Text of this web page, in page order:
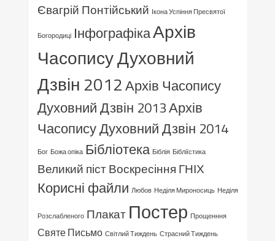
Євагрій Понтійський Ікона Успіння Пресвятої
Богородиці ІнфографікаАрхів
Часопису Духовний
Дзвін 2012Архів Часопису
Духовний Дзвін 2013Архів
Часопису Духовний Дзвін 2014
Бог Божа опіка Бібліотека Біблія Бібліїстика
Великий пістВоскресіння ГНІХ
Корисні файли Любов Неділя Мироносиць Неділя
Розслабленого Плакат Постер Прощенння
Святе Письмо Світлий Тиждень Страсний Тиждень